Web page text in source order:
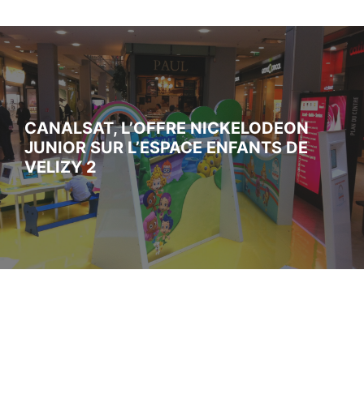
CANALSAT, L’OFFRE NICKELODEON
JUNIOR SUR L’ESPACE ENFANTS DE
VELIZY 2